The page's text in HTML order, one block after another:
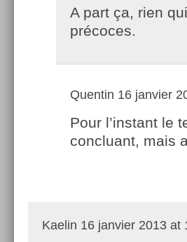
A part ça, rien
précoces.
Quentin 16 janvier
Pour l’instant le
concluant, mais
Kaelin 16 janvier 2013 at